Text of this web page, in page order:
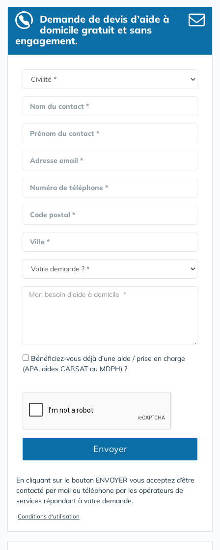
Demande de devis d’aide à
domicile gratuit et sans
engagement.
Nom du contact *
Prénom du contact *
Adresse email *
Numéro de téléphone *
Code postal *
Ville *
Bénéficiez-vous déjà d’une aide / prise en charge
(APA, aides CARSAT ou MDPH) ?
Envoyer
En cliquant sur le bouton ENVOYER vous acceptez d’être
contacté par mail ou téléphone par les opérateurs de
services répondant à votre demande.
Conditions d'utilisation